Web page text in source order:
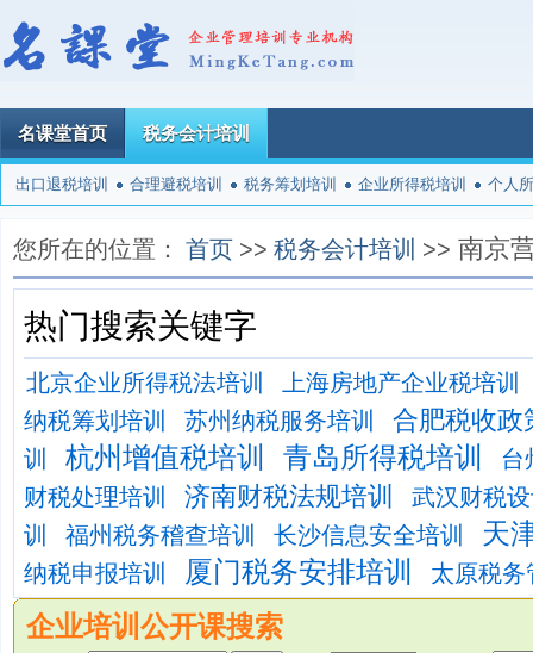
名课堂首页 税务会计培训
出口退税培训 合理避税培训 税务筹划培训 企业所得税培训 个人
您所在的位置： 首页 >> 税务会计培训 >> 南京
热门搜索关键字
北京企业所得税法培训
上海房地产企业税培训
纳税筹划培训
苏州纳税服务培训 合肥税收政
训 杭州增值税培训 青岛所得税培训
台
财税处理培训
济南财税法规培训
武汉财税
训
福州税务稽查培训 长沙信息安全培训 天
纳税申报培训 厦门税务安排培训 太原税务
企业培训公开课搜索